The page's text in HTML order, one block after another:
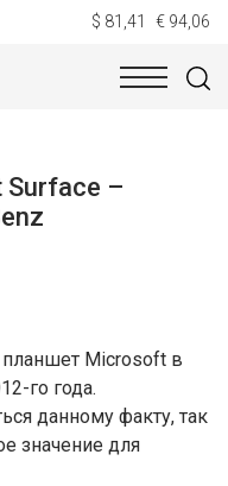
$ 81,41 € 94,06
–
планшет Microsoft в
го года.
данному факту, так
значение для